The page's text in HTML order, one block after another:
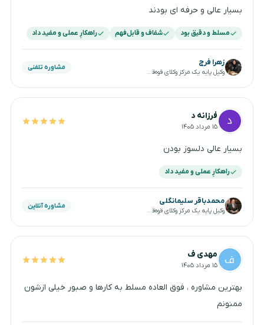
بسیار عالی و حرفه ای بودند
مسلط و دقیق بود شفاف و قابل‌فهم راهکارِ عملی و مفید داد
زهرا فرج
وکیل پایه یک مرکز وکلای قوه‌قضاییه
مشاوره تلفنی
فرزانه د
۱۵ مرداد ۱۴۰۵
بسیار عالی دلسوز بودن
راهکارِ عملی و مفید داد
محمدباقر سلیمانگلی
وکیل پایه یک مرکز وکلای قوه‌قضاییه
مشاوره آنلاین
مهدی ف
۱۵ مرداد ۱۴۰۵
بهترین مشاوره ، فوق العاده مسلط به کارها و صبور خیلی ازشون
ممنونم